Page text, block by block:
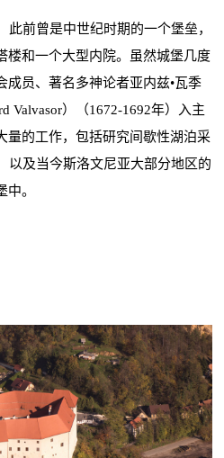
前曾是中世纪时期的一个堡垒，
楼和一个大型内院。虽然城堡几度
成员、著名多神论者亚内兹•瓦季
Valvasor）（1672-1692年）入主
量的工作，包括研究间歇性湖泊采
以及当今斯洛文尼亚大部分地区的
。